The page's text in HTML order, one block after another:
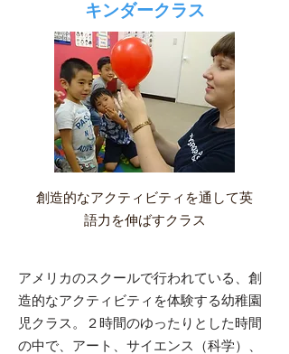
​キンダークラス​
創造的なアクティビティを通して英
語力を伸ばすクラス
アメリカのスクールで行われている、創
造的なアクティビティを体験する幼稚園
児クラス。２時間のゆったりとした時間
の中で、アート、サイエンス（科学）、